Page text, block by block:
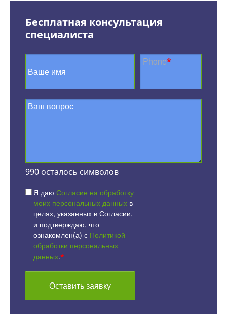
Бесплатная консультация
специалиста
Phone*
990 осталось символов
Я даю Согласие на обработку
моих персональных данных в
целях, указанных в Согласии,
и подтверждаю, что
ознакомлен(а) с Политикой
обработки персональных
данных.*
Оставить заявку